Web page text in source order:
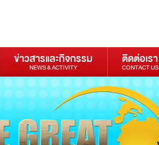
ข่าวสารและกิจกรรม
NEWS & ACTIVITY
ติดต่อเรา
CONTACT US